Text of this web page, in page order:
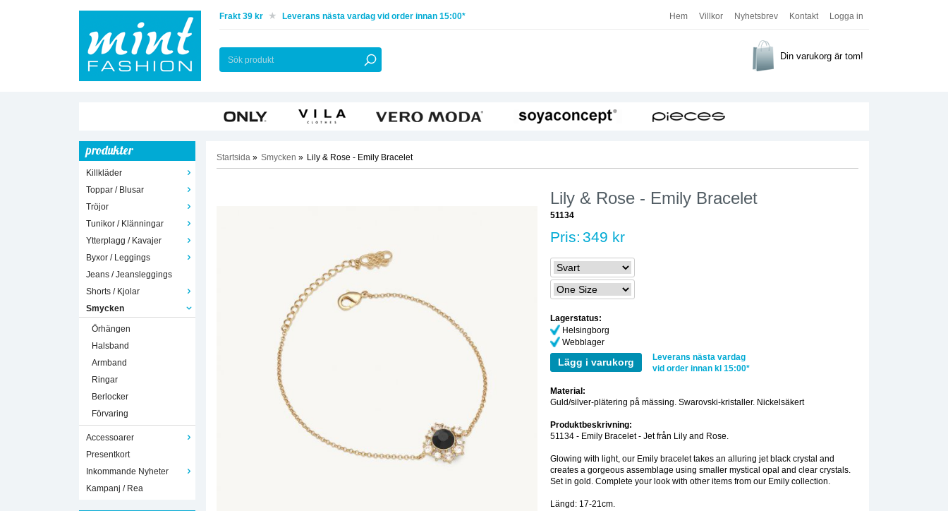
Hem Villkor Nyhetsbrev Kontakt Logga in
Frakt 39 kr Leverans nästa vardag vid order innan 15:00*
Din varukorg är tom!
produkter
Killkläder
Toppar / Blusar
Tröjor
Tunikor / Klänningar
Ytterplagg / Kavajer
Byxor / Leggings
Jeans / Jeansleggings
Shorts / Kjolar
Smycken
Örhängen
Halsband
Armband
Ringar
Berlocker
Förvaring
Accessoarer
Presentkort
Inkommande Nyheter
Kampanj / Rea
Startsida » Smycken » Lily & Rose - Emily Bracelet
Lily & Rose - Emily Bracelet
51134
Pris: 349 kr
Lagerstatus:
Helsingborg
Webblager
Lägg i varukorg
Leverans nästa vardag
vid order innan kl 15:00*
Material:
Guld/silver-plätering på mässing. Swarovski-kristaller. Nickelsäkert
Produktbeskrivning:
51134 - Emily Bracelet - Jet från Lily and Rose.
Glowing with light, our Emily bracelet takes an alluring jet black crystal and
creates a gorgeous assemblage using smaller mystical opal and clear crystals.
Set in gold. Complete your look with other items from our Emily collection.
Längd: 17-21cm.